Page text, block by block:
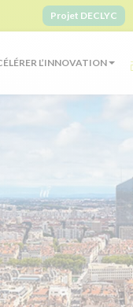
Projet DECLYC
L’INNOVATION